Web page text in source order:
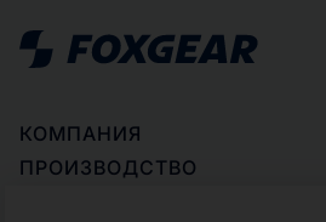
КОМПАНИЯ
ПРОИЗВОДСТВО